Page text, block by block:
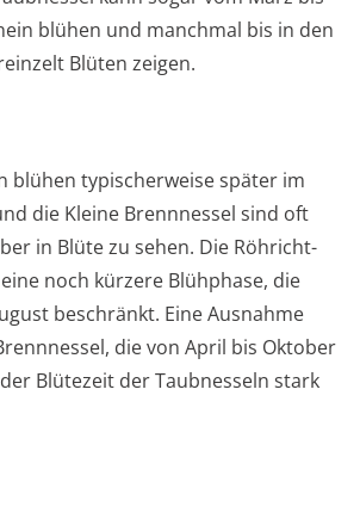
blühen und manchmal bis in den
Blüten zeigen.
blühen typischerweise später im
die Kleine Brennnessel sind oft
in Blüte zu sehen. Die Röhricht-
noch kürzere Blühphase, die
beschränkt. Eine Ausnahme
die von April bis Oktober
Blütezeit der Taubnesseln stark